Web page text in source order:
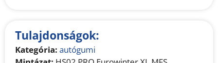
Tulajdonságok:
Kategória: autógumi